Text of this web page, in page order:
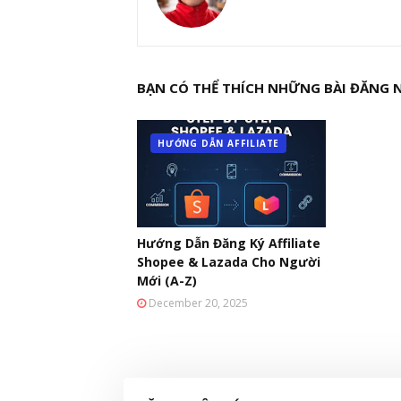
BẠN CÓ THỂ THÍCH NHỮNG BÀI ĐĂNG
HƯỚNG DẪN AFFILIATE
Hướng Dẫn Đăng Ký Affiliate
Shopee & Lazada Cho Người
Mới (A-Z)
December 20, 2025